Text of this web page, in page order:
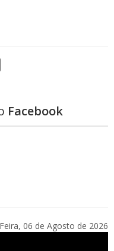
Facebook
06 de Agosto de 2026